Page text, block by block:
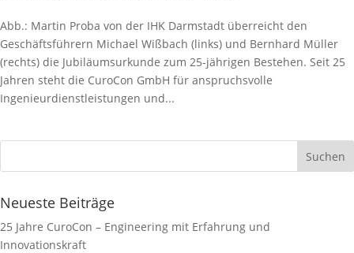
Abb.: Martin Proba von der IHK Darmstadt überreicht den
Geschäftsführern Michael Wißbach (links) und Bernhard Müller
(rechts) die Jubiläumsurkunde zum 25-jährigen Bestehen. Seit 25
Jahren steht die CuroCon GmbH für anspruchsvolle
Ingenieurdienstleistungen und...
Neueste Beiträge
25 Jahre CuroCon – Engineering mit Erfahrung und
Innovationskraft